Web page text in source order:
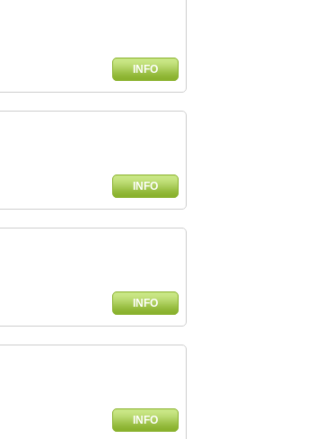
INFO
INFO
INFO
INFO